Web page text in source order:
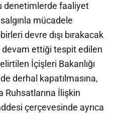
denetimlerde faaliyet
mücadele
devre dışı bırakacak
ettiği tespit edilen
İçişleri Bakanlığı
derhal kapatılmasına,
Ruhsatlarına İlişkin
çerçevesinde ayrıca